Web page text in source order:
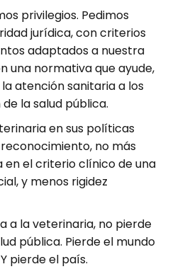
privilegios. Pedimos
jurídica, con criterios
adaptados a nuestra
una normativa que ayude,
atención sanitaria a los
la salud pública.
en sus políticas
no más
en el criterio clínico de una
y menos rigidez
a la veterinaria, no pierde
pública. Pierde el mundo
pierde el país.